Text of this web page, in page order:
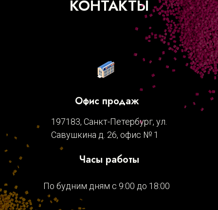
КОНТАКТЫ
Офис продаж
197183, Санкт-Петербург, ул.
Савушкина д. 26, офис № 1
Часы работы
По будним дням с 9:00 до 18:00